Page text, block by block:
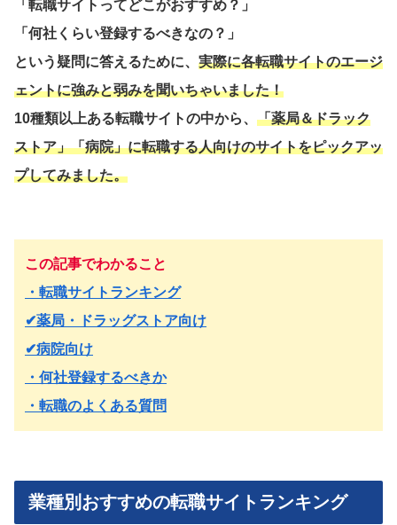
「転職サイトってどこがおすすめ？」
「何社くらい登録するべきなの？」
という疑問に答えるために、 実際に各転職サイトのエージ
ェントに強みと弱みを聞いちゃいました！
10種類以上ある転職サイトの中から、 「薬局＆ドラック
ストア」「病院」に転職する人向けのサイトをピックアッ
プしてみました。
この記事でわかること
・転職サイトランキング
✔︎薬局・ドラッグストア向け
✔︎病院向け
・何社登録するべきか
・転職のよくある質問
業種別おすすめの転職サイトランキング